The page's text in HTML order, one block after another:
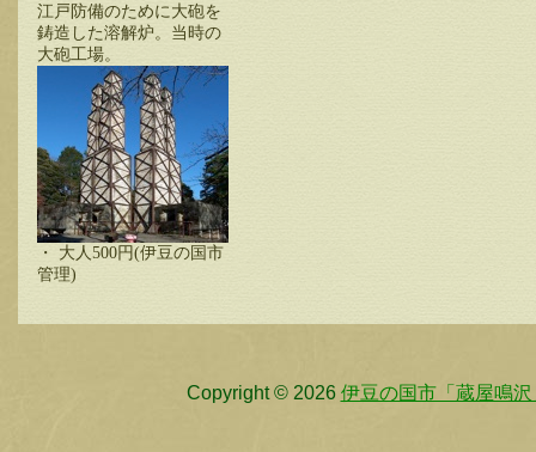
江戸防備のために大砲を
鋳造した溶解炉。当時の
大砲工場。
・ 大人500円(伊豆の国市
管理)
Copyright © 2026 伊豆の国市「蔵屋鳴